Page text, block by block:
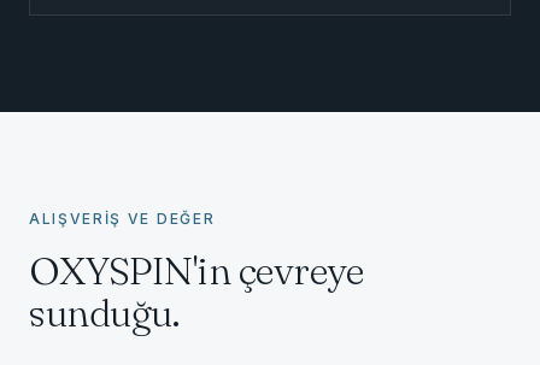
ALIŞVERİŞ VE DEĞER
OXYSPIN'in çevreye
sunduğu.